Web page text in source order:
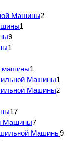
Машины2
1
9
1
машины1
Машины1
Машины2
17
Машины7
Машины9